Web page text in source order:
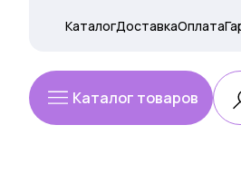
КаталогДоставкаОплата
Каталог товаров